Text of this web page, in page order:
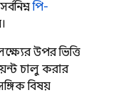
পি-
উপর ভিত্তি
চালু করার
বিষয়